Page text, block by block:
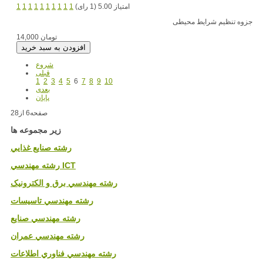
1 1 1 1 1 1 1 1 1 1
امتیاز 5.00 (1 رای)
جزوه تنظیم شرایط محیطی
14,000 تومان
شروع
قبلی
1 2 3 4 5 6 7 8 9 10
بعدی
پایان
صفحه6 از28
زیر مجموعه ها
رشته صنايع غذايي
رشته مهندسي ICT
رشته مهندسي برق و الکترونيک
رشته مهندسي تاسيسات
رشته مهندسي صنايع
رشته مهندسي عمران
رشته مهندسي فناوري اطلاعات